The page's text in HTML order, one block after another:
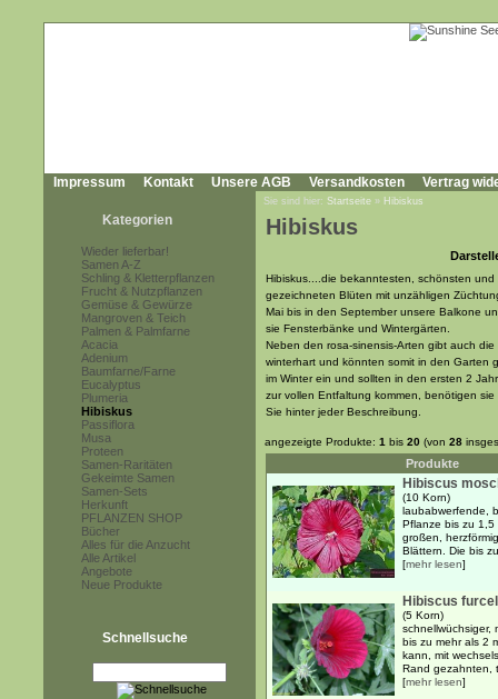
Impressum Kontakt Unsere AGB Versandkosten Vertrag
Kategorien
Wieder lieferbar!
Samen A-Z
Schling & Kletterpflanzen
Frucht & Nutzpflanzen
Gemüse & Gewürze
Mangroven & Teich
Palmen & Palmfarne
Acacia
Adenium
Baumfarne/Farne
Eucalyptus
Plumeria
Hibiskus
Passiflora
Musa
Proteen
Samen-Raritäten
Gekeimte Samen
Samen-Sets
Herkunft
PFLANZEN SHOP
Bücher
Alles für die Anzucht
Alle Artikel
Angebote
Neue Produkte
Schnellsuche
Sie sind hier: Startseite » Hibiskus
Hibiskus
Hibiskus....die bekanntesten, schönsten
gezeichneten Blüten mit unzähligen
Mai bis in den September unsere Balkone
sie Fensterbänke und Wintergärten.
Neben den rosa-sinensis-Arten gibt auch
winterhart und könnten somit in den Garten
im Winter ein und sollten in den ersten 2
zur vollen Entfaltung kommen, benötigen
Sie hinter jeder Beschreibung.
angezeigte Produkte: 1 bis 20 (von 28
Produkte
Hibiscus
(10 Korn)
laubabwerfende,
Pflanze bis zu 1,5
großen,
Blättern. Die bis
[mehr lesen]
Hibiscus
(5 Korn)
schnellwüchsiger,
bis zu mehr als 2
kann, mit
Rand gezahnten,
[mehr lesen]